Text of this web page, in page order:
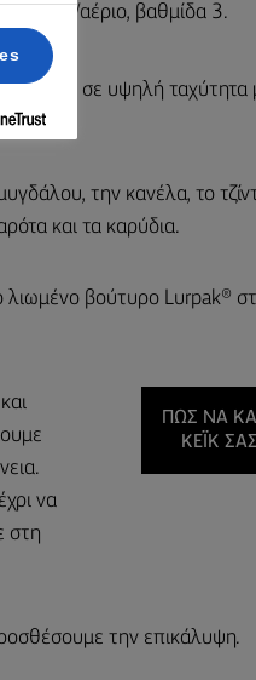
αέρα/αέριο, βαθμίδα 3.
σε υψηλή ταχύτητα
την κανέλα, το
και τα καρύδια.
λιωμένο βούτυρο Lurpak®
να
στη
ΠΏΣ ΝΑ
ΚΈΙΚ
την επικάλυψη.